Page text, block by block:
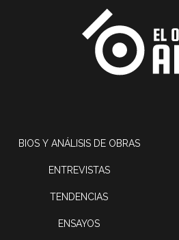
BIOS Y ANÁLISIS DE OBRAS
ENTREVISTAS
TENDENCIAS
ENSAYOS